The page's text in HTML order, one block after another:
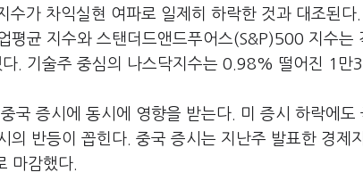
수가 차익실현 여파로 일제히 하락한 것과 대조된
평균 지수와 스탠더드앤드푸어스(S&P)500 지수
. 기술주 중심의 나스닥지수는 0.98% 떨어진 1만
국 증시에 동시에 영향을 받는다. 미 증시 하락에
의 반등이 꼽힌다. 중국 증시는 지난주 발표한 경제
마감했다.